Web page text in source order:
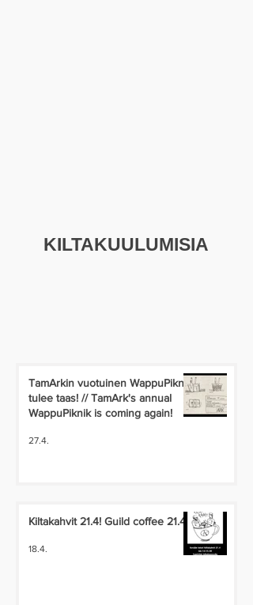
KILTAKUULUMISIA
TamArkin vuotuinen WappuPiknik
tulee taas! // TamArk's annual
WappuPiknik is coming again!
27.4.
Kiltakahvit 21.4! Guild coffee 21.4!
18.4.